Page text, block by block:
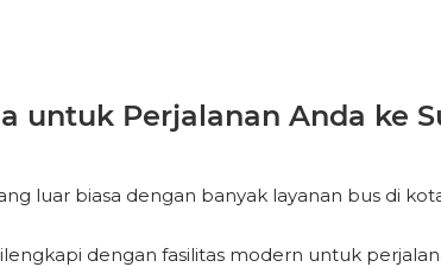
untuk Perjalanan Anda ke
luar biasa dengan banyak layanan bus di
dengan fasilitas modern untuk